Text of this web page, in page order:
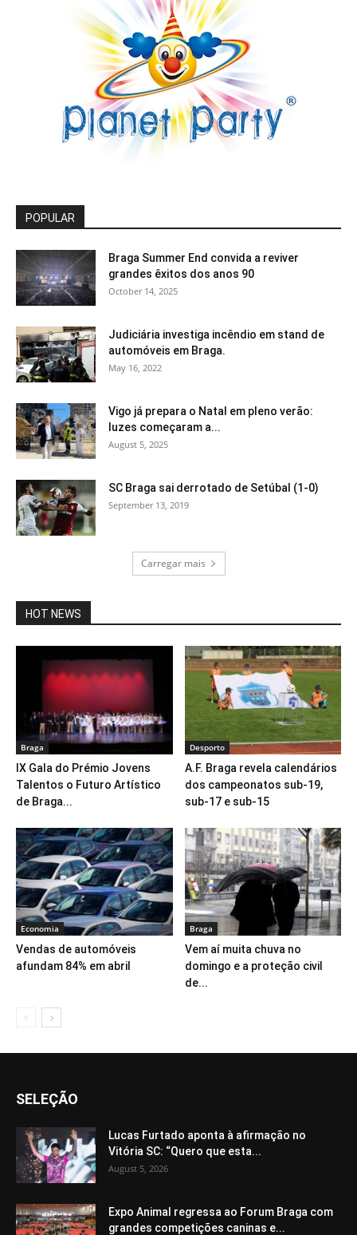
POPULAR
Braga Summer End convida a reviver
grandes êxitos dos anos 90
October 14, 2025
Judiciária investiga incêndio em stand de
automóveis em Braga.
May 16, 2022
Vigo já prepara o Natal em pleno verão:
luzes começaram a...
August 5, 2025
SC Braga sai derrotado de Setúbal (1-0)
September 13, 2019
Carregar mais
HOT NEWS
Braga
IX Gala do Prémio Jovens
Talentos o Futuro Artístico
de Braga...
Desporto
A.F. Braga revela calendários
dos campeonatos sub-19,
sub-17 e sub-15
Economia
Vendas de automóveis
afundam 84% em abril
Braga
Vem aí muita chuva no
domingo e a proteção civil
de...
SELEÇÃO
Lucas Furtado aponta à afirmação no
Vitória SC: “Quero que esta...
August 5, 2026
Expo Animal regressa ao Forum Braga com
grandes competições caninas e...